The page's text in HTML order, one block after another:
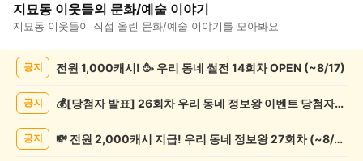
지묘동 이웃들의 문화/예술 이야기
지묘동 이웃들이 직접 올린 문화/예술 이야기를 모아봐요
공지 전원 1,000캐시! 🥳 우리 동네 썰전 14회차 OPEN (~8/17)
공지 💰[당첨자 발표] 26회차 우리 동네 정보왕 이벤트 당첨자를 발표합니다!
공지 💸 전원 2,000캐시 지급! 우리 동네 정보왕 27회차 (~8/10)